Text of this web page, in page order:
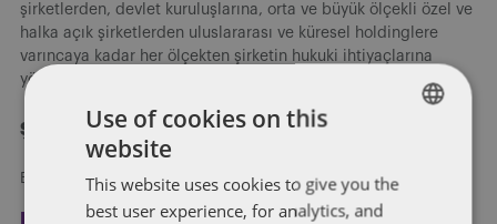
şirketlerden, devlet kuruluşlarına, orta ve büyük ölçekli özel ve
halka açık şirketlerden uluslararası ve küresel holdinglere
varıncaya kadar her ölçekten şirketin hukuki ihtiyaçlarına
yönelik hizmet vermekteyiz.
Şimdi kayıt olun
Blog yazılarımızı e-posta ile alın.
FRENCH
Use of cookies on this
website
This website uses cookies to give you the
best user experience, for analytics, and